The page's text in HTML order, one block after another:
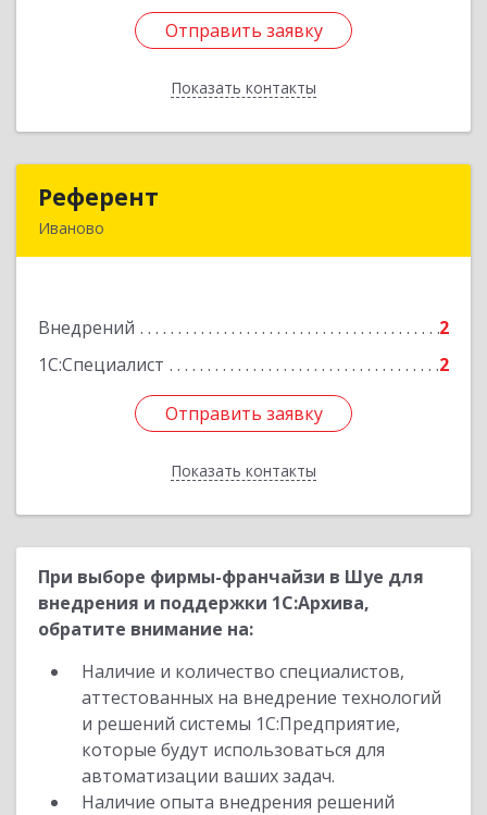
Отправить заявку
Показать контакты
Отправить заявку
Назад
Референт
Иваново
Внедрений
2
1С:Специалист
2
Отправить заявку
Показать контакты
Подробнее
Отправить заявку
Назад
При выборе фирмы-франчайзи в Шуе для
внедрения и поддержки 1С:Архива,
обратите внимание на:
Наличие и количество специалистов,
аттестованных на внедрение технологий
и решений системы 1С:Предприятие,
которые будут использоваться для
автоматизации ваших задач.
Наличие опыта внедрения решений